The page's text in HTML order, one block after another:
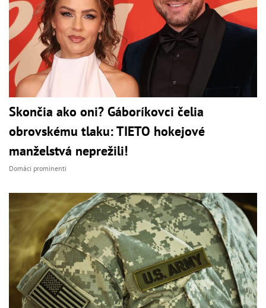
Skončia ako oni? Gáboríkovci čelia
obrovskému tlaku: TIETO hokejové
manželstvá neprežili!
Domáci prominenti